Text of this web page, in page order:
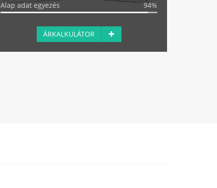
Alap adat egyezés 94%
ÁRKALKULÁTOR